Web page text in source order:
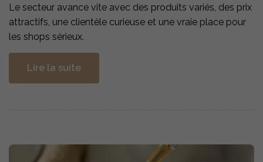
Le secteur avance vite avec des produits variés, des prix
attractifs, une clientèle curieuse et une vraie place pour
les shops sérieux.
Lire la suite